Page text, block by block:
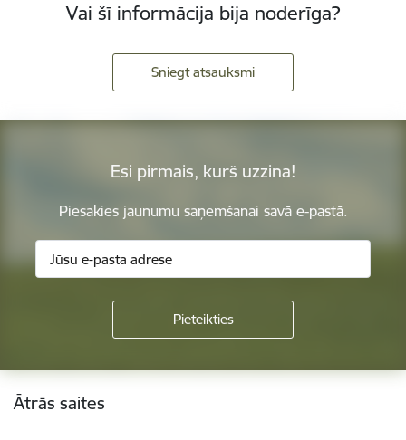
Vai šī informācija bija noderīga?
Sniegt atsauksmi
Esi pirmais, kurš uzzina!
Piesakies jaunumu saņemšanai savā e-pastā.
Kājene
Ātrās saites